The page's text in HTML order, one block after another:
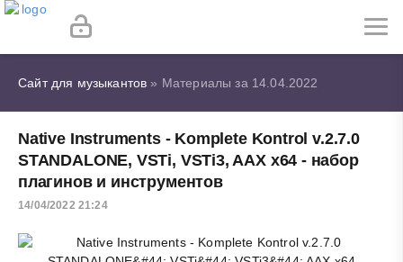
Сайт для музыкантов » Материалы за 14.04.2022
Native Instruments - Komplete Kontrol v.2.7.0
STANDALONE, VSTi, VSTi3, AAX x64 - набор
плагинов и инструментов
14/04/2022 21:24